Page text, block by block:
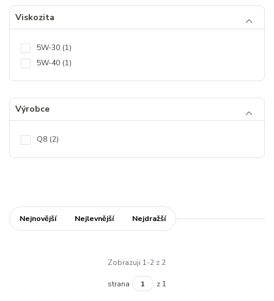
Viskozita
5W-30 (1)
5W-40 (1)
Výrobce
Q8 (2)
Nejnovější Nejlevnější Nejdražší
Zobrazuji 1-2 z 2
strana z 1